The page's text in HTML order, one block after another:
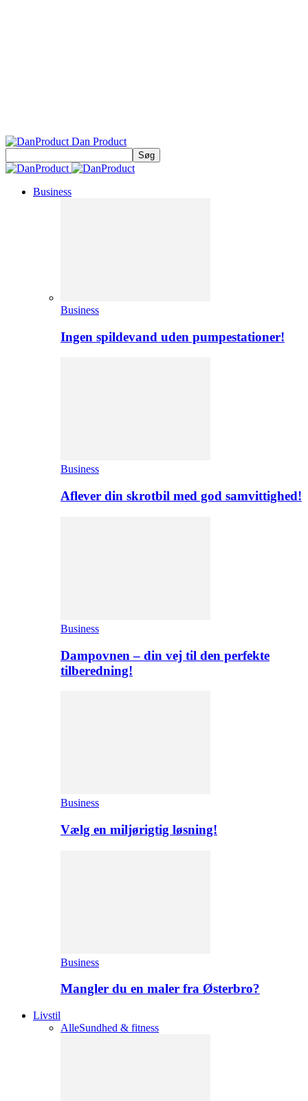
Dan Product
Business
Business
Ingen spildevand uden pumpestationer!
Business
Aflever din skrotbil med god samvittighed!
Business
Dampovnen – din vej til den perfekte
tilberedning!
Business
Vælg en miljørigtig løsning!
Business
Mangler du en maler fra Østerbro?
Livstil
AlleSundhed & fitness